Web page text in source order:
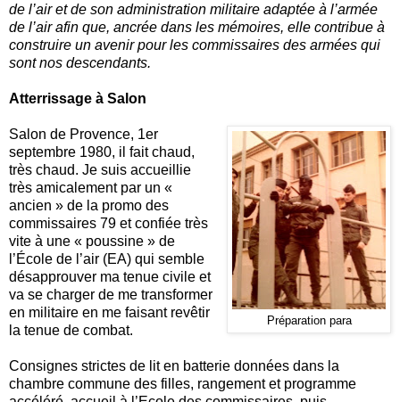
de l’air et de son administration militaire adaptée à l’armée
de l’air afin que, ancrée dans les mémoires, elle contribue à
construire un avenir pour les commissaires des armées qui
sont nos descendants.
Atterrissage à Salon
Préparation para
Salon de Provence, 1er
septembre 1980, il fait chaud,
très chaud. Je suis accueillie
très amicalement par un «
ancien » de la promo des
commissaires 79 et confiée très
vite à une « poussine » de
l’École de l’air (EA) qui semble
désapprouver ma tenue civile et
va se charger de me transformer
en militaire en me faisant revêtir
la tenue de combat.
Consignes strictes de lit en batterie données dans la
chambre commune des filles, rangement et programme